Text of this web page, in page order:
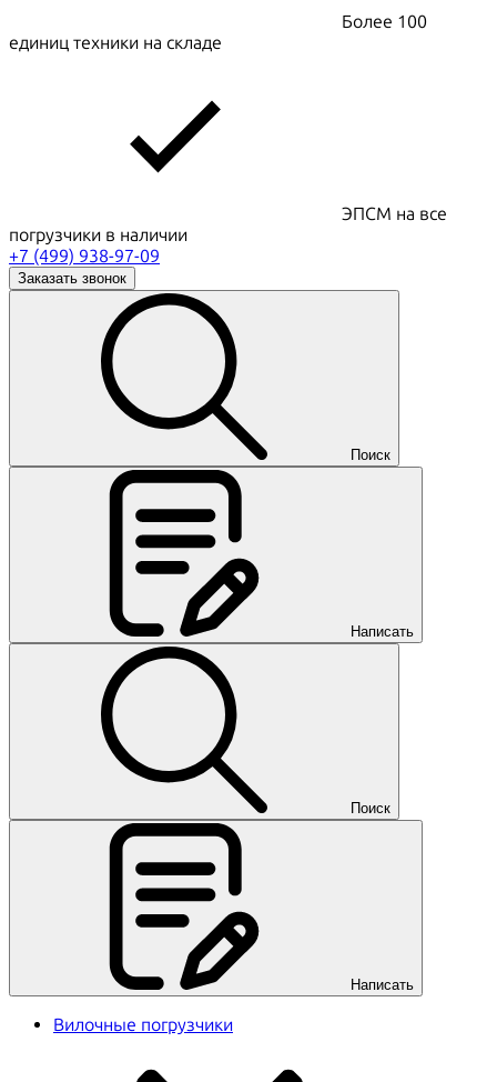
Более 100
единиц техники на складе
ЭПСМ на все
погрузчики в наличии
+7 (499) 938-97-09
Заказать звонок
Поиск
Написать
Поиск
Написать
Вилочные погрузчики